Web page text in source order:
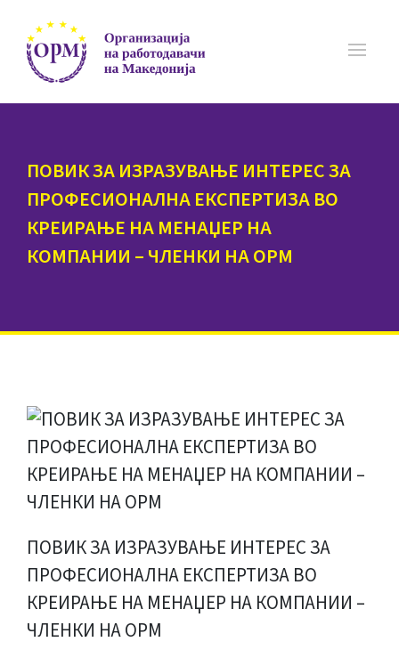
ПОВИК ЗА ИЗРАЗУВАЊЕ ИНТЕРЕС ЗА
ПРОФЕСИОНАЛНА ЕКСПЕРТИЗА ВО
КРЕИРАЊЕ НА МЕНАЏЕР НА
КОМПАНИИ – ЧЛЕНКИ НА ОРМ
ПОВИК ЗА ИЗРАЗУВАЊЕ ИНТЕРЕС ЗА
ПРОФЕСИОНАЛНА ЕКСПЕРТИЗА ВО
КРЕИРАЊЕ НА МЕНАЏЕР НА КОМПАНИИ –
ЧЛЕНКИ НА ОРМ